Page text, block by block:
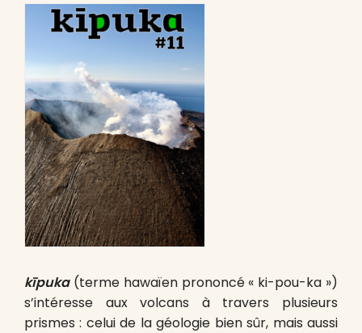
kīpuka(terme hawaïen prononcé « ki-pou-ka »)
s’intéresse aux volcans à travers plusieurs
prismes : celui de la géologie bien sûr, mais aussi